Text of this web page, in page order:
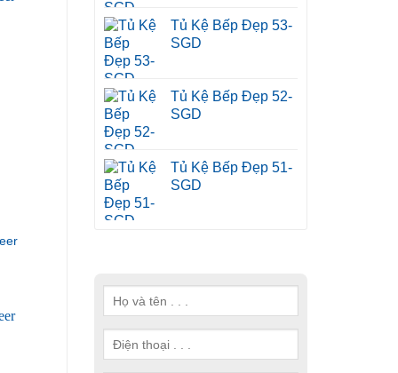
Tủ Kệ Bếp Đẹp 53-
SGD
Tủ Kệ Bếp Đẹp 52-
SGD
Tủ Kệ Bếp Đẹp 51-
SGD